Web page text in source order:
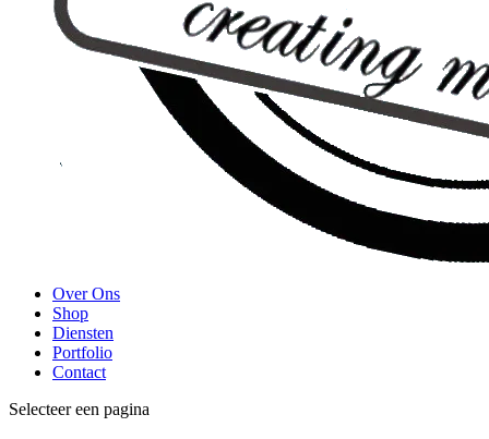
Over Ons
Shop
Diensten
Portfolio
Contact
Selecteer een pagina